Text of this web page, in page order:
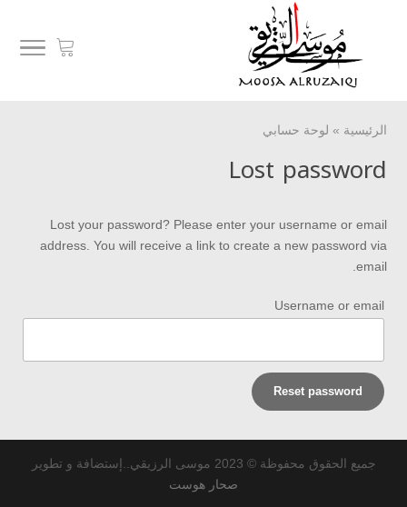
الرئيسية » لوحة حسابي
Lost password
Lost your password? Please enter your username or email
address. You will receive a link to create a new password via
email.
Username or email
Reset password
جميع الحقوق محفوظة © 2023 موسى الرزيقي..إستضافة و تطوير
صحار هوست